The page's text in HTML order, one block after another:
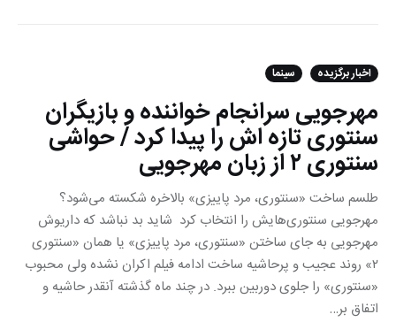
اخبار برگزیده سینما
مهرجویی سرانجام خواننده و بازیگران
سنتوری تازه اش را پیدا کرد / حواشی
سنتوری ۲ از زبان مهرجویی
طلسم ساخت «سنتوری، مرد پاییزی» بالاخره شکسته می‌شود؟
مهرجویی سنتوری‌هایش را انتخاب کرد شاید بد نباشد که داریوش
مهرجویی به جای ساختن «سنتوری، مرد پايیزی» یا همان «سنتوری
٢» روند عجیب و پرحاشیه ساخت ادامه فیلم اکران نشده ولی محبوب
«سنتوری» را جلوی دوربین ببرد. در چند ماه گذشته آنقدر حاشیه و
اتفاق بر…